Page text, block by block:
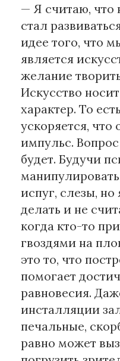
— Я считаю, что
стал
идее того, что
является
желание
Искусство
характер. То
ускоряется,
импульс.
будет. Будучи
испуг, слезы, но
делать и не
когда кто-то
гвоздями на
это то, что
помогает
равновесия.
инсталляции
печальные,
равно может